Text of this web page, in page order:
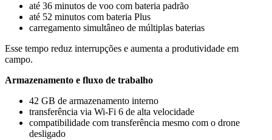
até 36 minutos de voo com bateria padrão
até 52 minutos com bateria Plus
carregamento simultâneo de múltiplas baterias
Esse tempo reduz interrupções e aumenta a produtividade em
campo.
Armazenamento e fluxo de trabalho
42 GB de armazenamento interno
transferência via Wi-Fi 6 de alta velocidade
compatibilidade com transferência mesmo com o drone
desligado